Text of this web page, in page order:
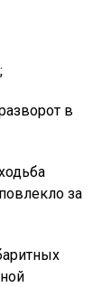
в
за